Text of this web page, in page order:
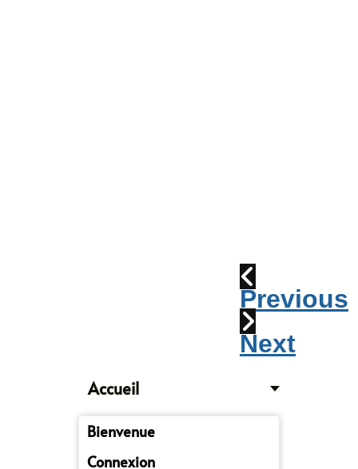
Previous
Next
Accueil
Bienvenue
Connexion